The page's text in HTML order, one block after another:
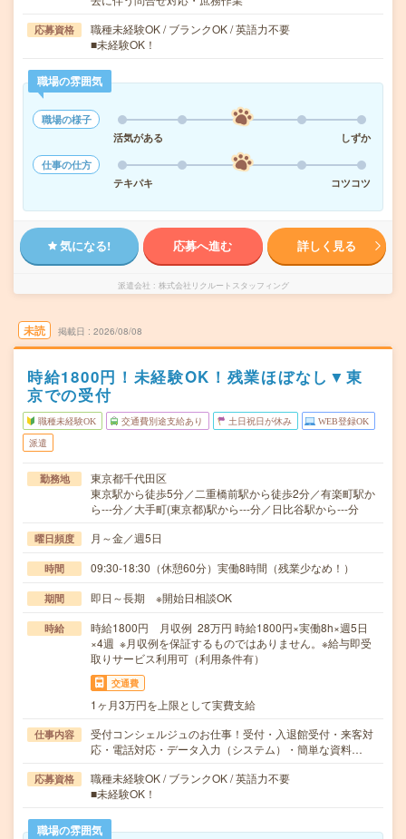
応募資格
職種未経験OK / ブランクOK / 英語力不要
■未経験OK！
職場の雰囲気
職場の様子
活気がある
しずか
仕事の仕方
テキパキ
コツコツ
気になる! 応募へ進む 詳しく見る
派遣会社 株式会社リクルートスタッフィング
未読 掲載日 2026/08/08
時給1800円！未経験OK！残業ほぼなし▼東
京での受付
職種未経験OK 交通費別途支給あり 土日祝日が休み WEB登録OK
派遣
勤務地
東京都千代田区
東京駅から徒歩5分／二重橋前駅から徒歩2分／有楽町駅か
ら---分／大手町(東京都)駅から---分／日比谷駅から---分
曜日頻度 月～金／週5日
時間 09:30-18:30（休憩60分）実働8時間（残業少なめ！）
期間 即日～長期 ※開始日相談OK
時給
時給1800円 月収例 28万円 時給1800円×実働8h×週5日
×4週 ※月収例を保証するものではありません。※給与即受
取りサービス利用可（利用条件有）
交通費
1ヶ月3万円を上限として実費支給
仕事内容
受付コンシェルジュのお仕事！受付・入退館受付・来客対
応・電話対応・データ入力（システム）・簡単な資料…
応募資格
職種未経験OK / ブランクOK / 英語力不要
■未経験OK！
職場の雰囲気